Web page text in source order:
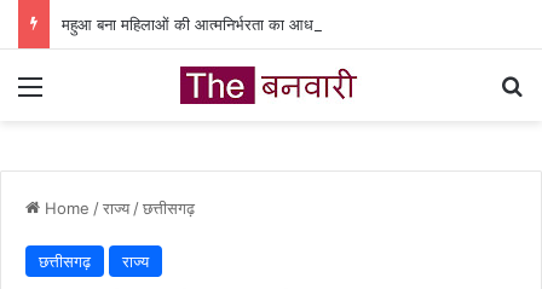
Menu
Home /राज्य /छत्तीसगढ़
छत्तीसगढ़ राज्य